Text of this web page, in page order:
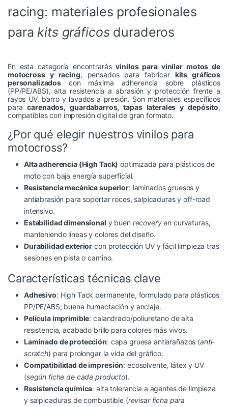
racing: materiales profesionales
parakits gráficos duraderos
En esta categoría encontrarásvinilos para vinilar motos de
motocross y racing, pensados para fabricar kits gráficos
personalizados con máxima adherencia sobre plásticos
(PP/PE/ABS), alta resistencia a abrasión y protección frente a
rayos UV, barro y lavados a presión. Son materiales específicos
paracarenados, guardabarros, tapas laterales y depósito,
compatibles con impresión digital de gran formato.
¿Por qué elegir nuestros vinilos para
motocross?
Alta adherencia (High Tack) optimizada para plásticos de
moto con baja energía superficial.
Resistencia mecánica superior: laminados gruesos y
antiabrasión para soportar roces, salpicaduras y off-road
intensivo.
Estabilidad dimensional y buen recoveryen curvaturas,
manteniendo líneas y colores del diseño.
Durabilidad exterior con protección UV y fácil limpieza tras
sesiones en pista o camino.
Características técnicas clave
Adhesivo: High Tack permanente, formulado para plásticos
PP/PE/ABS; buena humectación y anclaje.
Película imprimible: calandrado/poliuretano de alta
resistencia, acabado brillo para colores más vivos.
Laminado de protección: capa gruesa antiarañazos (anti-
scratch) para prolongar la vida del gráfico.
Compatibilidad de impresión: ecosolvente, látex y UV
(según ficha de cada producto).
Resistencia química: alta tolerancia a agentes de limpieza
y salpicaduras de combustible (revisar ficha para